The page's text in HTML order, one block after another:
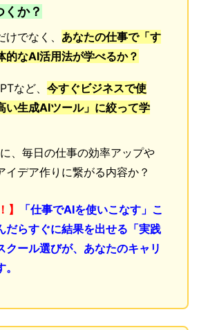
くか？
でなく、 あなたの仕事で「す
的なAI活用法が学べるか？
など、今すぐビジネスで使
い生成AIツール」に絞って学
、毎日の仕事の効率アップや
イデア作りに繋がる内容か？
】
「仕事でAIを使いこなす」こ
だらすぐに結果を出せる「実践
クール選びが、あなたのキャリ